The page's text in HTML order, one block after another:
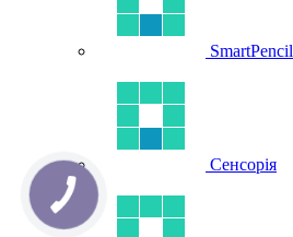
SmartPencil
Сенсорія